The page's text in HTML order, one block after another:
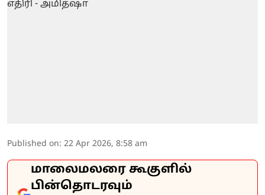
Published on: 22 Apr 2026, 8:58 am
மாலைமலரை கூகுளில்
பின்தொடரவும்